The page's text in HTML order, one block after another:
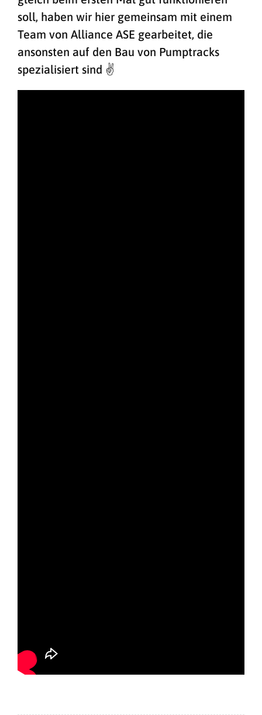
soll, haben wir hier gemeinsam mit einem
Team von Alliance ASE gearbeitet, die
ansonsten auf den Bau von Pumptracks
spezialisiert sind ✌️